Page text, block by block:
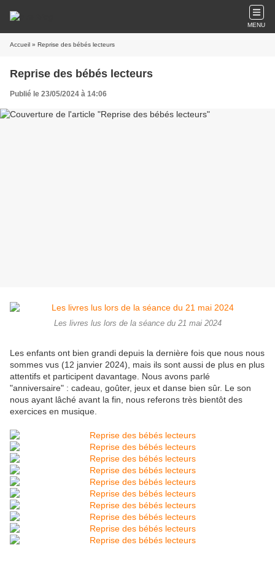
MENU
Accueil » Reprise des bébés lecteurs
Reprise des bébés lecteurs
Publié le 23/05/2024 à 14:06
Les livres lus lors de la séance du 21 mai 2024
Les enfants ont bien grandi depuis la dernière fois que nous nous
sommes vus (12 janvier 2024), mais ils sont aussi de plus en plus
attentifs et participent davantage. Nous avons parlé
"anniversaire" : cadeau, goûter, jeux et danse bien sûr. Le son
nous ayant lâché avant la fin, nous referons très bientôt des
exercices en musique.